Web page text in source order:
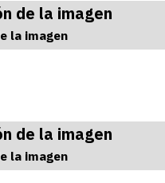
la imagen
la imagen